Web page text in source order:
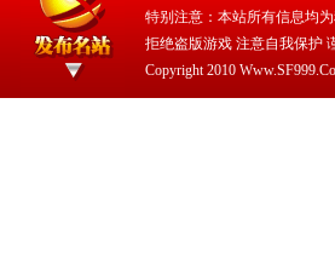
特别注意：本站所有信息均
拒绝盗版游戏 注意自我保护
Copyright 2010